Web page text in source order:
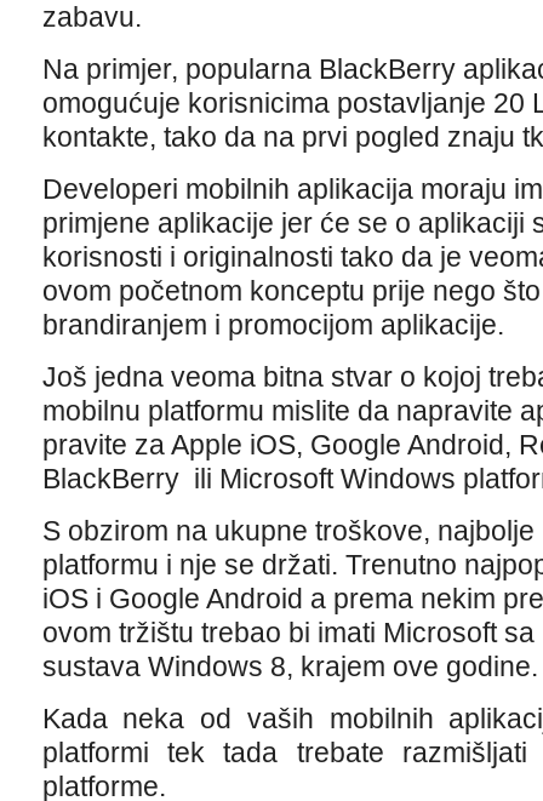
zabavu.
Na primjer, popularna BlackBerry
omogućuje korisnicima postavljanje 20
kontakte, tako da na prvi pogled znaju
Developeri mobilnih aplikacija moraju
primjene aplikacije jer će se o aplikaciji
korisnosti i originalnosti tako da je
ovom početnom konceptu prije nego
brandiranjem i promocijom aplikacije.
Još jedna veoma bitna stvar o kojoj
mobilnu platformu mislite da napravite
pravite za Apple iOS, Google Android,
BlackBerry ili Microsoft Windows
S obzirom na ukupne troškove,
platformu i nje se držati. Trenutno
iOS i Google Android a prema nekim
ovom tržištu trebao bi imati Microsoft
sustava Windows 8, krajem ove godine.
Kada neka od vaših mobilnih
platformi tek tada trebate
platforme.